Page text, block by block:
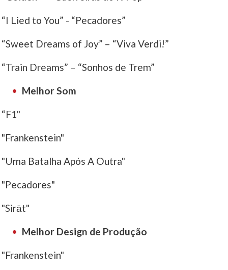
“I Lied to You” - “Pecadores”
“Sweet Dreams of Joy” – “Viva Verdi!”
“Train Dreams” – “Sonhos de Trem”
Melhor Som
“F1"
"Frankenstein"
"Uma Batalha Após A Outra"
"Pecadores"
"Sirāt"
Melhor Design de Produção
"Frankenstein"